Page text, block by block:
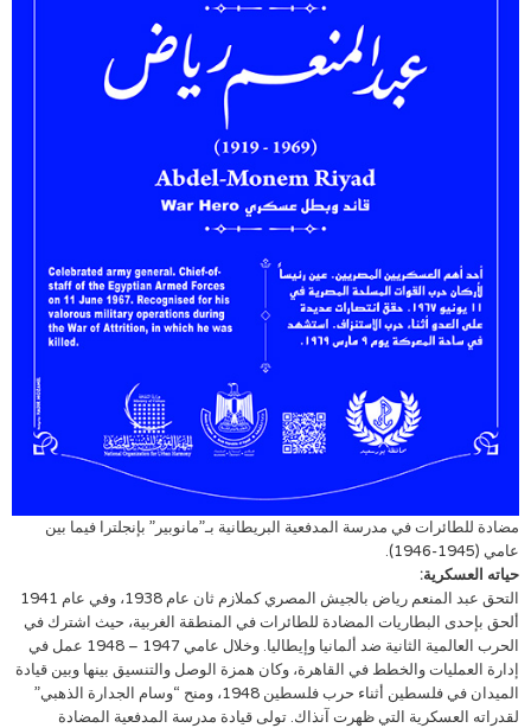
مضادة للطائرات في مدرسة المدفعية البريطانية بـ”مانوبير” بإنجلترا فيما بين
عامي (1945-1946).
حياته العسكرية:
التحق عبد المنعم رياض بالجيش المصري كملازم ثان عام 1938، وفي عام 1941
ألحق بإحدى البطاريات المضادة للطائرات في المنطقة الغربية، حيث اشترك في
الحرب العالمية الثانية ضد ألمانيا وإيطاليا. وخلال عامي 1947 – 1948 عمل في
إدارة العمليات والخطط في القاهرة، وكان همزة الوصل والتنسيق بينها وبين قيادة
الميدان في فلسطين أثناء حرب فلسطين 1948، ومنح “وسام الجدارة الذهبي”
لقدراته العسكرية التي ظهرت آنذاك. تولى قيادة مدرسة المدفعية المضادة